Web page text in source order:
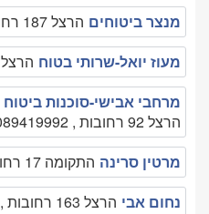
מנצר ביטוחים הרצל 187 רחובות , 089470304
מעוז יואל-שרותי בטוח הרצל 123 רחובות , 089455575
מרחבי אבישי-סוכנות ביטוח
הרצל 92 רחובות , 089419992
מרטין סרינה התקומה 17 רחובות , 089417759
נחום אבי הרצל 163 רחובות , 089471913